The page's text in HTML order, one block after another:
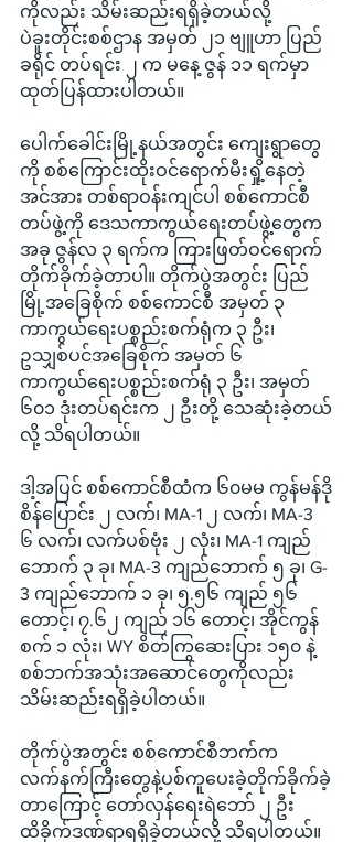
ကိုလည်း သိမ်းဆည်းရရှိခဲ့တယ်လို့
ပဲခူးတိုင်းစစ်ဌာန အမှတ် ၂၁ ဗျူဟာ ပြည်
ခရိုင် တပ်ရင်း ၂ က မနေ့ ဇွန် ၁၁ ရက်မှာ
ထုတ်ပြန်ထားပါတယ်။
ပေါက်ခေါင်းမြို့နယ်အတွင်း ကျေးရွာတွေ
ကို စစ်ကြောင်းထိုးဝင်ရောက်မီးရှို့နေတဲ့
အင်အား တစ်ရာဝန်းကျင်ပါ စစ်ကောင်စီ
တပ်ဖွဲ့ကို ဒေသကာကွယ်ရေးတပ်ဖွဲ့တွေက
အခု ဇွန်လ ၃ ရက်က ကြားဖြတ်ဝင်ရောက်
တိုက်ခိုက်ခဲ့တာပါ။ တိုက်ပွဲအတွင်း ပြည်
မြို့အခြေစိုက် စစ်ကောင်စီ အမှတ် ၃
ကာကွယ်ရေးပစ္စည်းစက်ရုံက ၃ ဦး၊
ဥသျှစ်ပင်အခြေစိုက် အမှတ် ၆
ကာကွယ်ရေးပစ္စည်းစက်ရုံ ၃ ဦး၊ အမှတ်
၆၀၁ ဒုံးတပ်ရင်းက ၂ ဦးတို့ သေဆုံးခဲ့တယ်
လို့ သိရပါတယ်။
ဒါ့အပြင် စစ်ကောင်စီထံက ၆၀မမ ကွန်မန်ဒို
စိန်ပြောင်း ၂ လက်၊ MA-1 ၂ လက်၊ MA-3
၆ လက်၊ လက်ပစ်ဗုံး ၂ လုံး၊ MA-1 ကျည်
ဘောက် ၃ ခု၊ MA-3 ကျည်ဘောက် ၅ ခု၊ G-
3 ကျည်ဘောက် ၁ ခု၊ ၅.၅၆ ကျည် ၅၆
တောင့်၊ ၇.၆၂ ကျည် ၁၆ တောင့်၊ အိုင်ကွန်
စက် ၁ လုံး၊ WY စိတ်ကြွဆေးပြား ၁၅၀ နဲ့
စစ်ဘက်အသုံးအဆောင်တွေကိုလည်း
သိမ်းဆည်းရရှိခဲ့ပါတယ်။
တိုက်ပွဲအတွင်း စစ်ကောင်စီဘက်က
လက်နက်ကြီးတွေနဲ့ပစ်ကူပေးခဲ့တိုက်ခိုက်ခဲ့
တာကြောင့် တော်လှန်ရေးရဲဘော် ၂ ဦး
ထိခိုက်ဒဏ်ရာရရှိခဲ့တယ်လို့ သိရပါတယ်။